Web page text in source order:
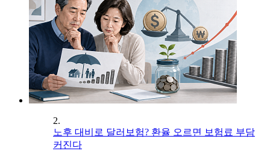
2.
노후 대비로 달러보험? 환율 오르면 보험료 부담
커진다